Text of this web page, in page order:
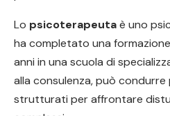
Lo psicoterapeutaè uno
ha completato una
anni in una scuola di
alla consulenza, può
strutturati per affrontare